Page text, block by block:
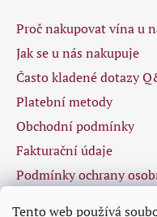
Tento web používá
Proč nakupovat vína u
Jak se u nás nakupuje
Často kladené dotazy
Platební metody
Obchodní podmínky
Fakturační údaje
Podmínky ochrany